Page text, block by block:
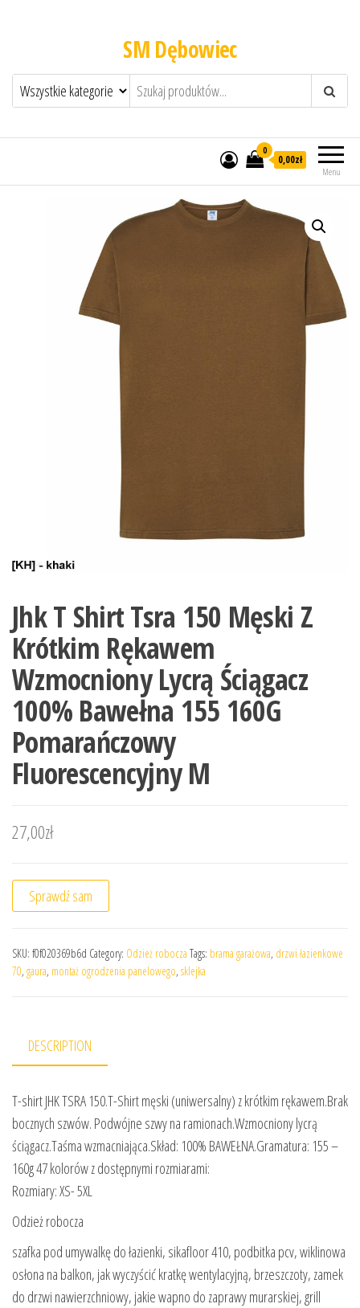
SM Dębowiec
Menu
0
0,00zł
Jhk T Shirt Tsra 150 Męski Z
Krótkim Rękawem
Wzmocniony Lycrą Ściągacz
100% Bawełna 155 160G
Pomarańczowy
Fluorescencyjny M
27,00zł
Sprawdź sam
SKU: f0f020369b6d Category: Odzież robocza Tags: brama garażowa, drzwi łazienkowe
70, gaura, montaż ogrodzenia panelowego, sklejka
DESCRIPTION
T-shirt JHK TSRA 150.T-Shirt męski (uniwersalny) z krótkim rękawem.Brak
bocznych szwów. Podwójne szwy na ramionach.Wzmocniony lycrą
ściągacz.Taśma wzmacniająca.Skład: 100% BAWEŁNA.Gramatura: 155 –
160g 47 kolorów z dostępnymi rozmiarami:
Rozmiary: XS- 5XL
Odzież robocza
szafka pod umywalkę do łazienki, sikafloor 410, podbitka pcv, wiklinowa
osłona na balkon, jak wyczyścić kratkę wentylacyjną, brzeszczoty, zamek
do drzwi nawierzchniowy, jakie wapno do zaprawy murarskiej, grill